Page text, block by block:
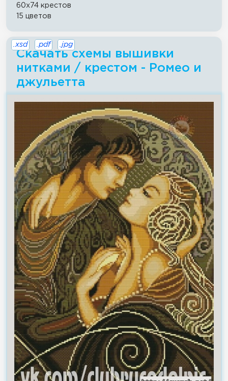
60x74 крестов
15 цветов
Скачать схемы вышивки
нитками / крестом - Ромео и
джульетта
.xsd .pdf .jpg